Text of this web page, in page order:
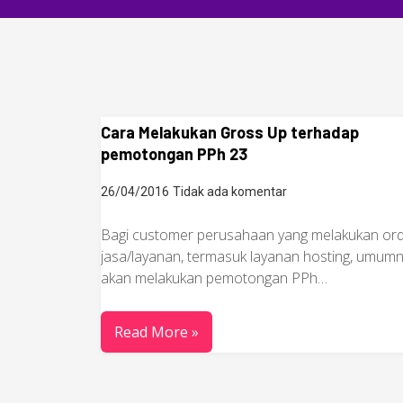
Cara Melakukan Gross Up terhadap
pemotongan PPh 23
26/04/2016 Tidak ada komentar
Bagi customer perusahaan yang melakukan
jasa/layanan, termasuk layanan hosting,
akan melakukan pemotongan PPh…
Read More »